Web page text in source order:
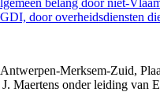
door overheidsdiensten
Merksem-Zuid,
Maertens onder leiding van